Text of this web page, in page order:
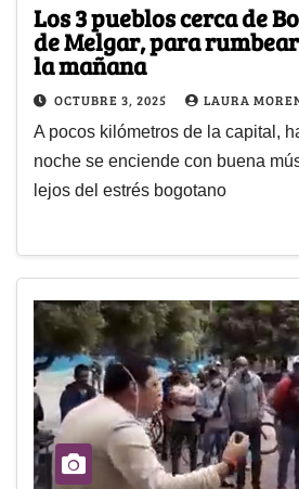
Los 3 pueblos cerca de
de Melgar, para
la mañana
OCTUBRE 3, 2025 LAURA
A pocos kilómetros de la capital,
noche se enciende con buena
lejos del estrés bogotano